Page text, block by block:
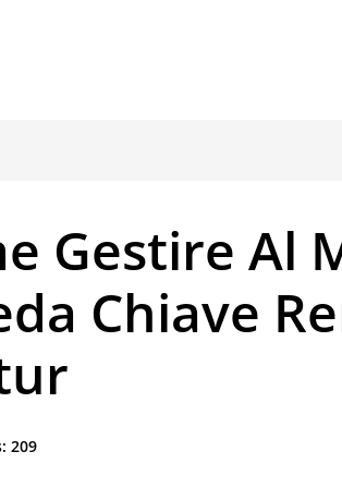
Gestire Al
Chiave
209